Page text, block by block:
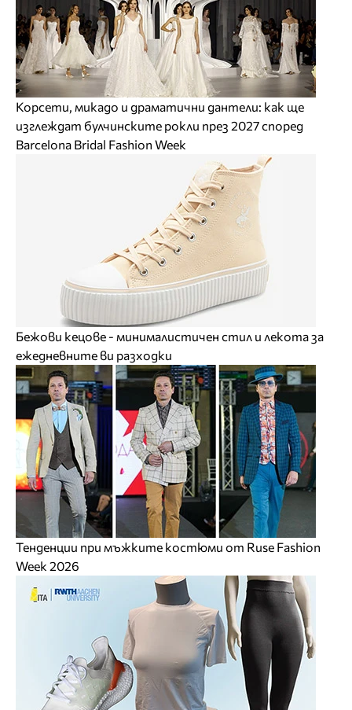
Корсети, микадо и драматични дантели: как ще
изглеждат булчинските рокли през 2027 според
Barcelona Bridal Fashion Week
Бежови кецове - минималистичен стил и лекота за
ежедневните ви разходки
Тенденции при мъжките костюми от Ruse Fashion
Week 2026